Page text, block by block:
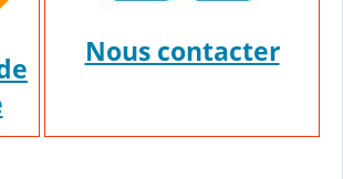
Nous contacter